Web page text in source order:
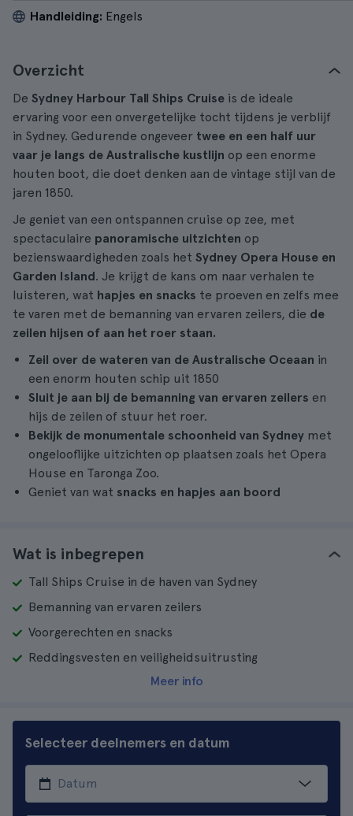
Handleiding: Engels
Overzicht
De Sydney Harbour Tall Ships Cruise is de ideale
ervaring voor een onvergetelijke tocht tijdens je verblijf
in Sydney. Gedurende ongeveer twee en een half uur
vaar je langs de Australische kustlijn op een enorme
houten boot, die doet denken aan de vintage stijl van de
jaren 1850.
Je geniet van een ontspannen cruise op zee, met
spectaculaire panoramische uitzichten op
bezienswaardigheden zoals het Sydney Opera House en
Garden Island. Je krijgt de kans om naar verhalen te
luisteren, wat hapjes en snacks te proeven en zelfs mee
te varen met de bemanning van ervaren zeilers, die de
zeilen hijsen of aan het roer staan.
Zeil over de wateren van de Australische Oceaan in
een enorm houten schip uit 1850
Sluit je aan bij de bemanning van ervaren zeilers en
hijs de zeilen of stuur het roer.
Bekijk de monumentale schoonheid van Sydney met
ongelooflijke uitzichten op plaatsen zoals het Opera
House en Taronga Zoo.
Geniet van wat snacks en hapjes aan boord
Wat is inbegrepen
Tall Ships Cruise in de haven van Sydney
Bemanning van ervaren zeilers
Voorgerechten en snacks
Reddingsvesten en veiligheidsuitrusting
Meer info
Selecteer deelnemers en datum